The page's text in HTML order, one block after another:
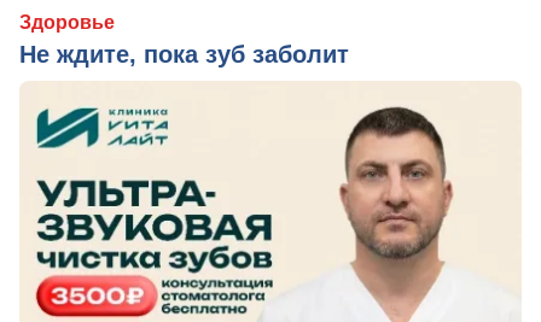
Здоровье
Не ждите, пока зуб заболит